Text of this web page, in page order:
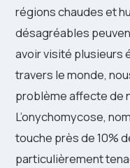
régions chaudes et
désagréables
avoir visité plusieurs
travers le monde,
problème affecte de
L’onychomycose,
touche près de 10%
particulièrement